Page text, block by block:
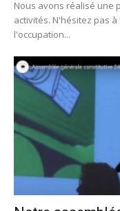
Nous avons réalisé une
activités. N'hésitez pas
l'occupation...